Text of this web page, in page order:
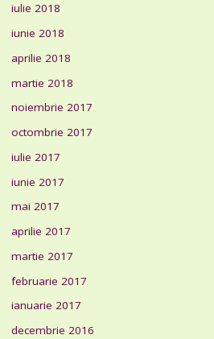
iulie 2018
iunie 2018
aprilie 2018
martie 2018
noiembrie 2017
octombrie 2017
iulie 2017
iunie 2017
mai 2017
aprilie 2017
martie 2017
februarie 2017
ianuarie 2017
decembrie 2016